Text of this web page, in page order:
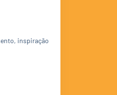
inspiração